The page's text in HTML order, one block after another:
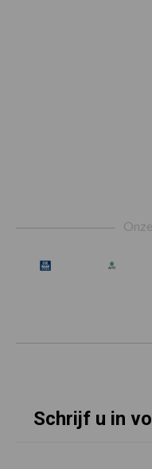
Schrijf u in